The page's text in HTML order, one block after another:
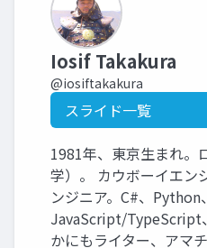
Iosif Takakura
@iosiftakakura
スライド一覧
1981年、東京生まれ。
学）。 カウボーイエン
ンジニア。C#、Python
JavaScript/TypeScript
かにもライター、アマ